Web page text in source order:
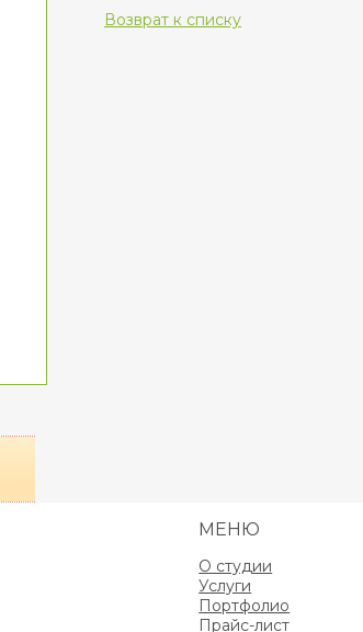
Возврат к списку
МЕНЮ
О студии
Услуги
Портфолио
Прайс-лист